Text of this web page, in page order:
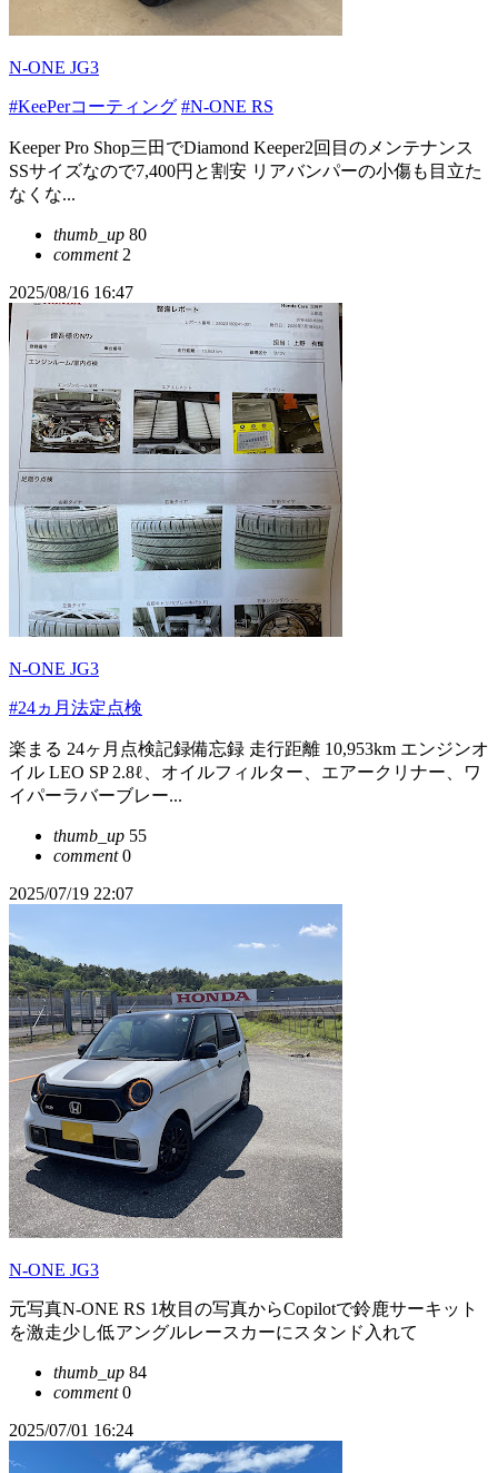
N-ONE JG3
#KeePerコーティング #N-ONE RS
Keeper Pro Shop三田でDiamond Keeper2回目のメンテナンス
SSサイズなので7,400円と割安 リアバンパーの小傷も目立た
なくな...
thumb_up 80
comment2
2025/08/16 16:47
N-ONE JG3
#24ヵ月法定点検
楽まる 24ヶ月点検記録備忘録 走行距離 10,953km エンジンオ
イル LEO SP 2.8ℓ、オイルフィルター、エアークリナー、ワ
イパーラバーブレー...
thumb_up 55
comment0
2025/07/19 22:07
N-ONE JG3
元写真N-ONE RS 1枚目の写真からCopilotで鈴鹿サーキット
を激走少し低アングルレースカーにスタンド入れて
thumb_up 84
comment0
2025/07/01 16:24